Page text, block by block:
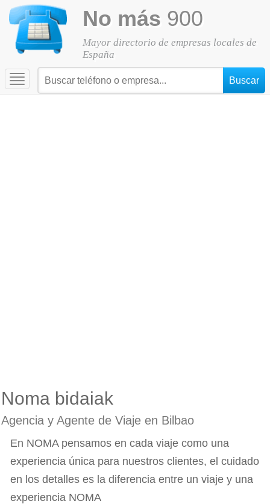
No más 900
Mayor directorio de empresas locales de
España
Toggle
navigation
Noma bidaiak
Agencia y Agente de Viaje en Bilbao
En NOMA pensamos en cada viaje como una
experiencia única para nuestros clientes, el cuidado
en los detalles es la diferencia entre un viaje y una
experiencia NOMA